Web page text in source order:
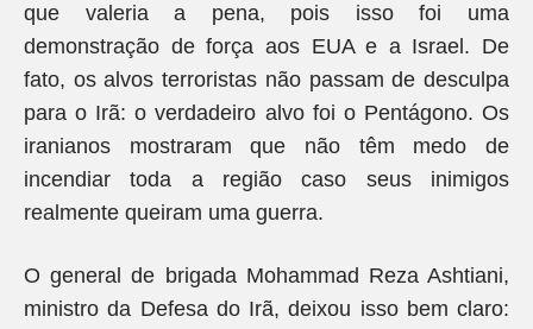
que valeria a pena, pois isso foi uma
demonstração de força aos EUA e a Israel. De
fato, os alvos terroristas não passam de desculpa
para o Irã: o verdadeiro alvo foi o Pentágono. Os
iranianos mostraram que não têm medo de
incendiar toda a região caso seus inimigos
realmente queiram uma guerra.
O general de brigada Mohammad Reza Ashtiani,
ministro da Defesa do Irã, deixou isso bem claro: